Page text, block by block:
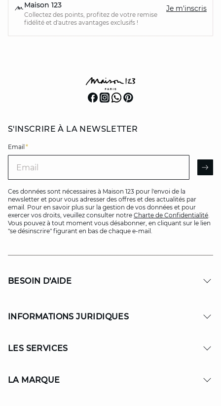
Maison 123
Collectez des points, profitez de votre remise
fidélité et d'autres avantages exclusifs !
Je m'inscris
S'INSCRIRE À LA NEWSLETTER
Email *
Ces données sont nécessaires à Maison 123 pour l'envoi de la
newsletter et pour vous adresser des offres et des actualités par
email. Pour en savoir plus sur la gestion de vos données et pour
exercer vos droits, veuillez consulter notre Charte de Confidentialité.
Vous pouvez à tout moment vous désabonner, en cliquant sur le lien
"se désinscrire" figurant en bas de chaque e-mail.
BESOIN D'AIDE
INFORMATIONS JURIDIQUES
LES SERVICES
LA MARQUE